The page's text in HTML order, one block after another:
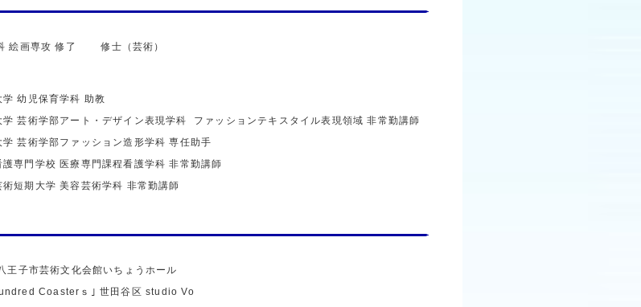
絵画専攻修了 修士（芸術）
学幼児保育学科 助教
学芸術学部アート・デザイン表現学科 ファッションテキスタイル表現領域非常勤講師
学芸術学部ファッション造形学科専任助手
護専門学校 医療専門課程看護学科非常勤講師
術短期大学美容芸術学科 非常勤講師
王子市芸術文化会館いちょうホール
Coasterｓ｣ 世田谷区 studio Vo